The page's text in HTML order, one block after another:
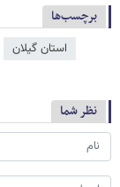
برچسب‌ها
استان گیلان
نظر شما